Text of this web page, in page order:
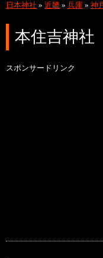
日本神社 » 近畿 » 兵庫 » 神
本住吉神社
スポンサードリンク